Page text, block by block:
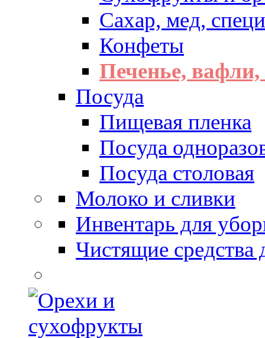
Сахар, мед,
Конфеты
Печенье,
Посуда
Пищевая пленка
Посуда
Посуда столовая
Молоко и сливки
Инвентарь для
Чистящие средства